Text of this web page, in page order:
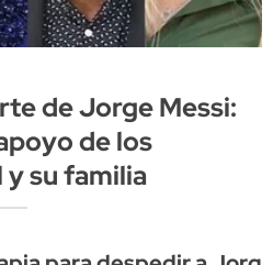
de Jorge Messi:
de los
su familia